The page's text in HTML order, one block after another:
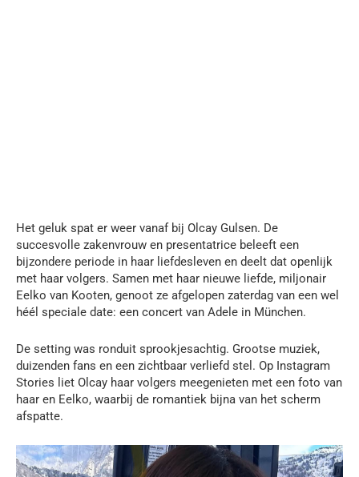
Het geluk spat er weer vanaf bij Olcay Gulsen. De
succesvolle zakenvrouw en presentatrice beleeft een
bijzondere periode in haar liefdesleven en deelt dat openlijk
met haar volgers. Samen met haar nieuwe liefde, miljonair
Eelko van Kooten, genoot ze afgelopen zaterdag van een wel
héél speciale date: een concert van Adele in München.
De setting was ronduit sprookjesachtig. Grootse muziek,
duizenden fans en een zichtbaar verliefd stel. Op Instagram
Stories liet Olcay haar volgers meegenieten met een foto van
haar en Eelko, waarbij de romantiek bijna van het scherm
afspatte.